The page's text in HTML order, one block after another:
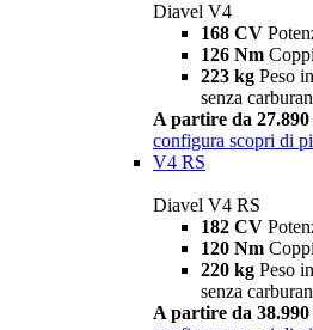
Diavel V4
168 CV
126 Nm
223 kg Peso
senza
A partire da 27.890
configura scopri di
V4 RS
Diavel V4 RS
182 CV
120 Nm
220 kg Peso
senza
A partire da 38.990